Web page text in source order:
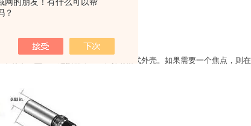
？
有平直型UHF连接器，303不锈钢箱式外壳。如果需要一个焦点，则